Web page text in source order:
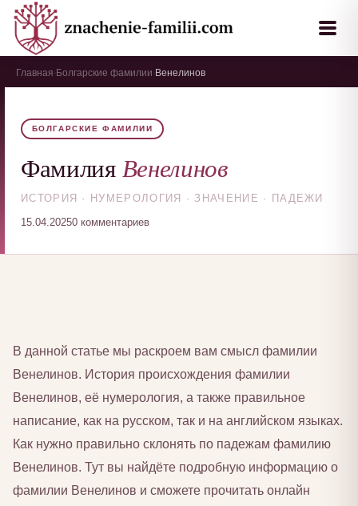
Главная Болгарские фамилии Венелинов
БОЛГАРСКИЕ ФАМИЛИИ
Фамилия Венелинов
ИСТОРИЯ · НУМЕРОЛОГИЯ · ЗНАЧЕНИЕ · ПАДЕЖИ
15.04.20250 комментариев
В данной статье мы раскроем вам смысл фамилии
Венелинов. История происхождения фамилии
Венелинов, её нумерология, а также правильное
написание, как на русском, так и на английском языках.
Как нужно правильно склонять по падежам фамилию
Венелинов. Тут вы найдёте подробную информацию о
фамилии Венелинов и сможете прочитать онлайн